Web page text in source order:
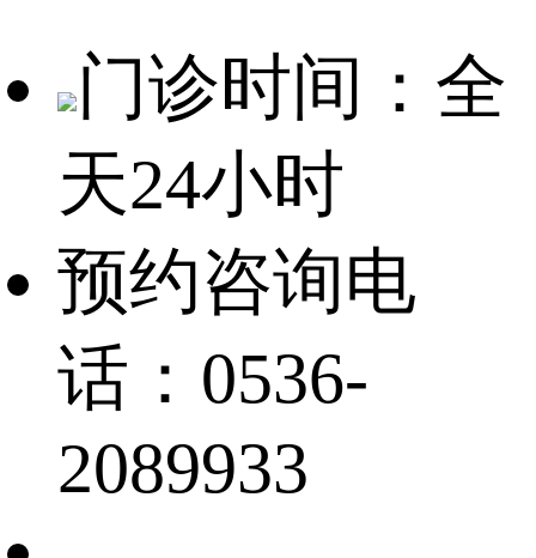
门诊时间：全
天24小时
预约咨询电
话：0536-
2089933